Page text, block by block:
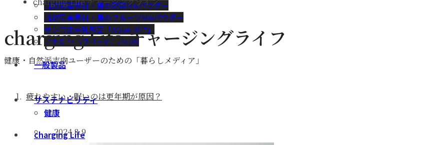
琉球野菜素材・島の野菜Mixパウダー
琉球果実素材・島のフルーツMixパウダー
サンゴ由来乳酸菌「AQuA-35™」
アセロラパウダーVC17％DR
一般製品
サステナビリティ
charging Life
charging Life チャージングライフ
健康・自然派志向ユーザーのための「暮らしメディア」
疲れやすい・眠いのは更年期が原因？
健康
2024.8.9